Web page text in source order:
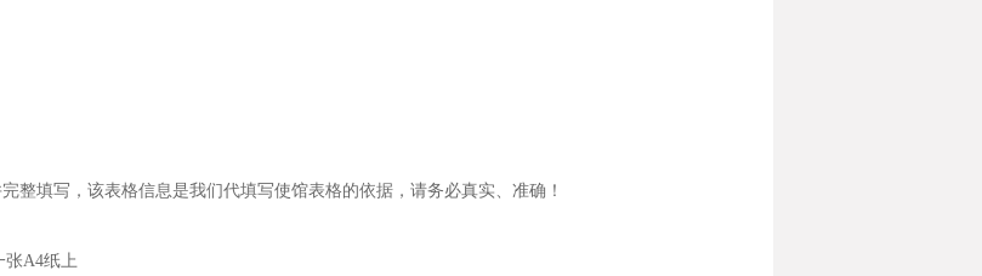
整填写，该表格信息是我们代填写使馆表格的依据，请务必真实、准确！
张A4纸上